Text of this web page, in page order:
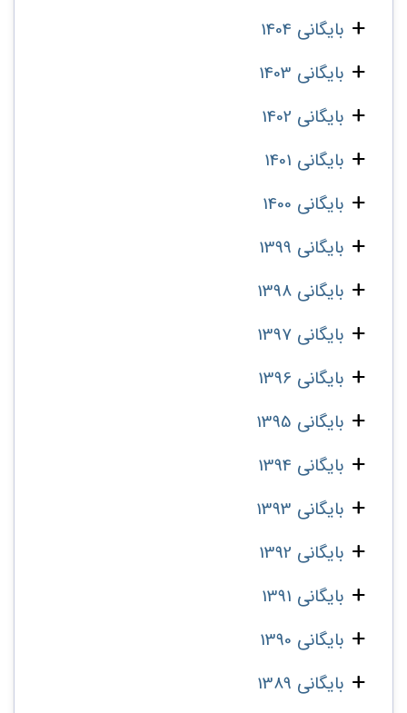
بایگانی 1404
بایگانی 1403
بایگانی 1402
بایگانی 1401
بایگانی 1400
بایگانی 1399
بایگانی 1398
بایگانی 1397
بایگانی 1396
بایگانی 1395
بایگانی 1394
بایگانی 1393
بایگانی 1392
بایگانی 1391
بایگانی 1390
بایگانی 1389